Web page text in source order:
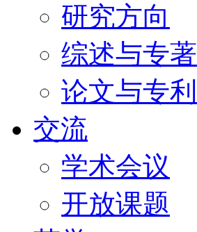
研究方向
综述与专著
论文与专利
交流
学术会议
开放课题